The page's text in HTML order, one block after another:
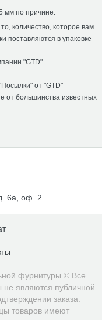
мм по причине:
количество, которое вам
поставляются в упаковке
"GTD"
от "GTD"
от большинства известных
6а, оф. 2
фурнитуры © Все
являются публичной
заказа.
товаров имеют